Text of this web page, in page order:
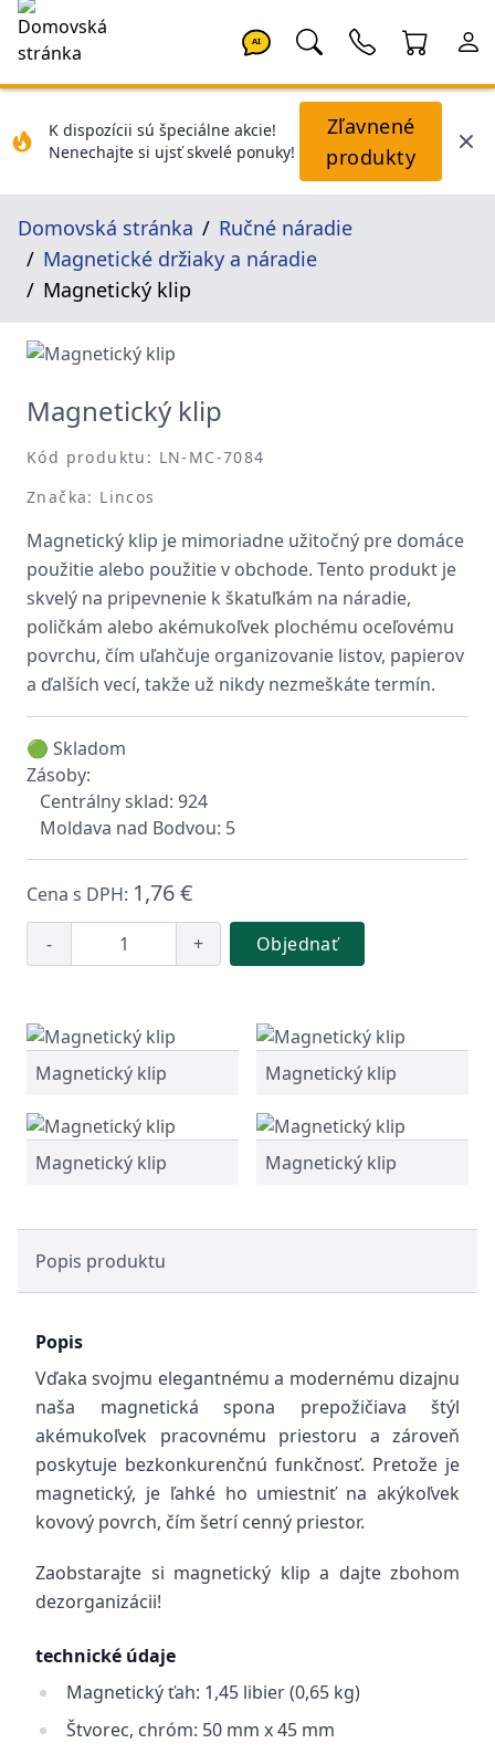
AI
K dispozícii sú špeciálne akcie!
Nenechajte si ujsť skvelé ponuky!
Zľavnené
produkty
Domovská stránka
Ručné náradie
Magnetické držiaky a náradie
Magnetický klip
Magnetický klip
Kód produktu: LN-MC-7084
Značka: Lincos
Magnetický klip je mimoriadne užitočný pre domáce
použitie alebo použitie v obchode. Tento produkt je
skvelý na pripevnenie k škatuľkám na náradie,
poličkám alebo akémukoľvek plochému oceľovému
povrchu, čím uľahčuje organizovanie listov, papierov
a ďalších vecí, takže už nikdy nezmeškáte termín.
🟢 Skladom
Zásoby:
Centrálny sklad: 924
Moldava nad Bodvou: 5
Cena s DPH: 1,76 €
- + Objednať
Magnetický klip Magnetický klip
Magnetický klip Magnetický klip
Popis produktu
Popis
Vďaka svojmu elegantnému a modernému dizajnu
naša magnetická spona prepožičiava štýl
akémukoľvek pracovnému priestoru a zároveň
poskytuje bezkonkurenčnú funkčnosť. Pretože je
magnetický, je ľahké ho umiestniť na akýkoľvek
kovový povrch, čím šetrí cenný priestor.
Zaobstarajte si magnetický klip a dajte zbohom
dezorganizácii!
technické údaje
Magnetický ťah: 1,45 libier (0,65 kg)
Štvorec, chróm: 50 mm x 45 mm